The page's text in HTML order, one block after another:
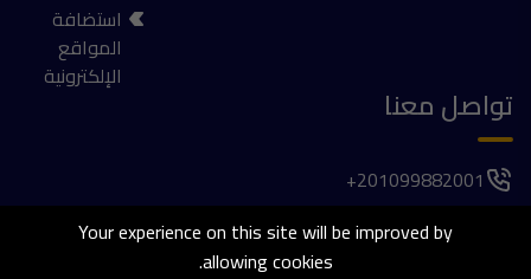
استضافة
المواقع
الإلكترونية
تواصل معنا
201099882001+
فيلا 1037, الحي الأول , المجاورة الخامسة , 6 اكتوبرYour experience on this site will be improved by
allowing cookies.